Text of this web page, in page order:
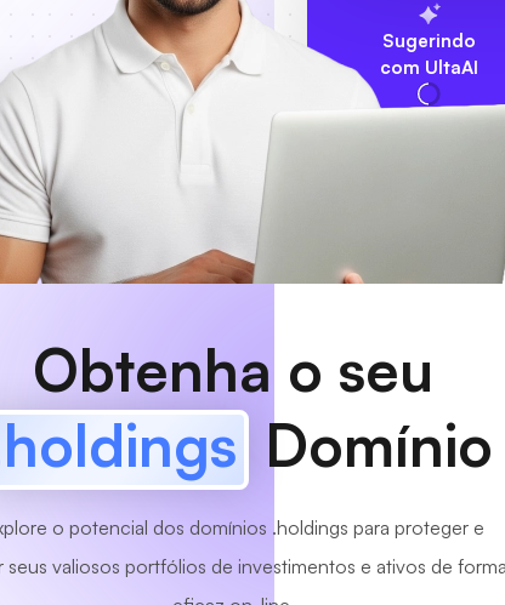
Sugerindo
com UltaAI
MyCafe
Obtenha o seu
Domínio
o potencial dos domínios .holdings para proteger e
seus valiosos portfólios de investimentos e ativos de